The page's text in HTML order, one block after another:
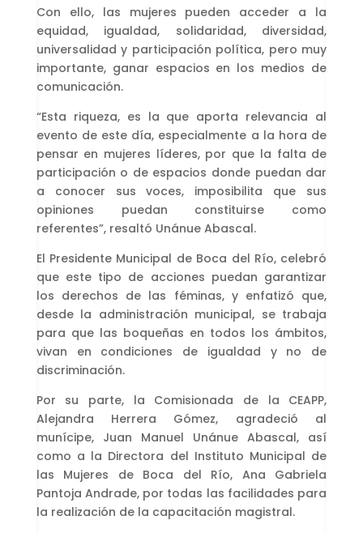
Con ello, las mujeres pueden acceder a la
equidad, igualdad, solidaridad, diversidad,
universalidad y participación política, pero muy
importante, ganar espacios en los medios de
comunicación.
“Esta riqueza, es la que aporta relevancia al
evento de este día, especialmente a la hora de
pensar en mujeres líderes, por que la falta de
participación o de espacios donde puedan dar
a conocer sus voces, imposibilita que sus
opiniones puedan constituirse como
referentes”, resaltó Unánue Abascal.
El Presidente Municipal de Boca del Río, celebró
que este tipo de acciones puedan garantizar
los derechos de las féminas, y enfatizó que,
desde la administración municipal, se trabaja
para que las boqueñas en todos los ámbitos,
vivan en condiciones de igualdad y no de
discriminación.
Por su parte, la Comisionada de la CEAPP,
Alejandra Herrera Gómez, agradeció al
munícipe, Juan Manuel Unánue Abascal, así
como a la Directora del Instituto Municipal de
las Mujeres de Boca del Río, Ana Gabriela
Pantoja Andrade, por todas las facilidades para
la realización de la capacitación magistral.